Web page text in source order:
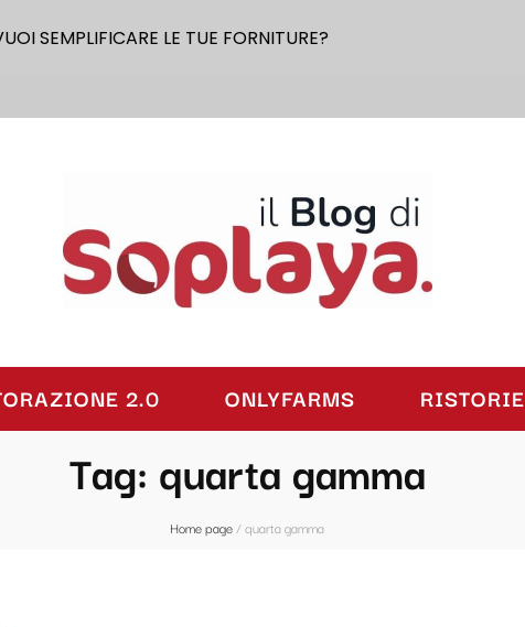
2.0 ONLYFARMS RISTORIE
Tag: quarta gamma
Home page/quarta gamma
SEMPLIFICARE LE TUE FORNITURE?